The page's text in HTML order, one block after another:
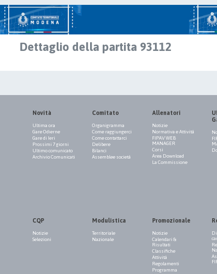
Dettaglio della partita 93112
Novità
Ultima ora
Gare Odierne
Gare di Ieri
Prossimi 7 giorni
Ultimo comunicato
Archivio Comunicati
Comitato
Organigramma
Come raggiungerci
Come contattarci
Delibere
Bilanci
Assemblee società
Allenatori
Notizie
Normativa e Attività
FIPAV WEB
MANAGER
Corsi
Area Download
La Commissione
CQP
Notizie
Selezioni
Modulistica
Territoriale
Nazionale
Promozionale
Notizie
Calendari &
Risultati
Classifiche
Attività
Regolamenti
Programma